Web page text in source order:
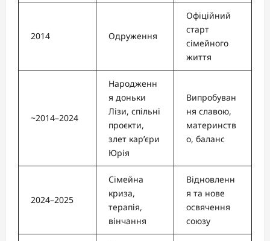
2014 Одруження
Офіційний
старт
сімейного
життя
~2014–2024
Народженн
я доньки
Лізи, спільні
проєкти,
злет кар’єри
Юрія
Випробуван
ня славою,
материнств
о, баланс
2024–2025
Сімейна
криза,
терапія,
вінчання
Відновленн
я та нове
освячення
союзу